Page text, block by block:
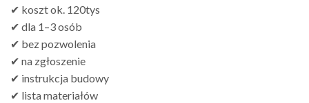
✔ koszt ok. 120tys
✔ dla 1–3 osób
✔ bez pozwolenia
✔ na zgłoszenie
✔ instrukcja budowy
✔ lista materiałów